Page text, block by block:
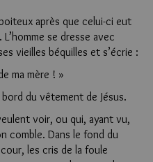
après que celui-ci eut
se dresse avec
vieilles béquilles et s’écrie :
ma mère ! »
du vêtement de Jésus.
voir, ou qui, ayant vu,
comble. Dans le fond du
les cris de la foule